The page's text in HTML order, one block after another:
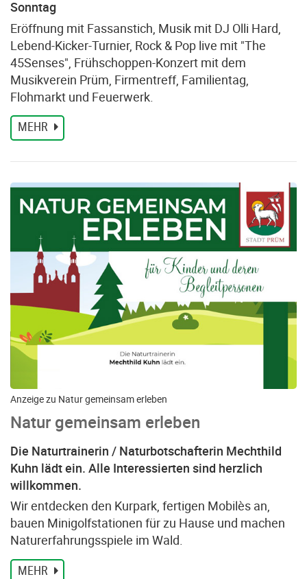
Sonntag
Eröffnung mit Fassanstich, Musik mit DJ Olli Hard,
Lebend-Kicker-Turnier, Rock & Pop live mit "The
45Senses", Frühschoppen-Konzert mit dem
Musikverein Prüm, Firmentreff, Familientag,
Flohmarkt und Feuerwerk.
MEHR
Anzeige zu Natur gemeinsam erleben
Natur gemeinsam erleben
Die Naturtrainerin / Naturbotschafterin Mechthild
Kuhn lädt ein. Alle Interessierten sind herzlich
willkommen.
Wir entdecken den Kurpark, fertigen Mobilès an,
bauen Minigolfstationen für zu Hause und machen
Naturerfahrungsspiele im Wald.
MEHR